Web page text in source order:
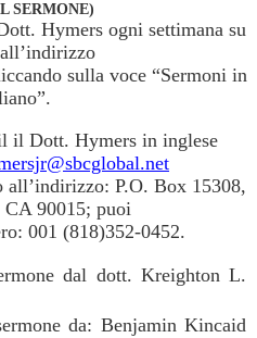
SERMONE)
Hymers ogni settimana su
sulla voce “Sermoni in
il Dott. Hymers in inglese
P.O. Box 15308,
CA 90015; puoi
001 (818)352-0452.
dal dott. Kreighton L.
da: Benjamin Kincaid